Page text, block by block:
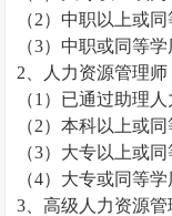
（2）中职以上或
（3）中职或同等学
2、
人力资源管理师
（1）已通过助理
（2）本科以上或同
（3）大专以上或同
（4）大专或同等学
3、高级 人力资源